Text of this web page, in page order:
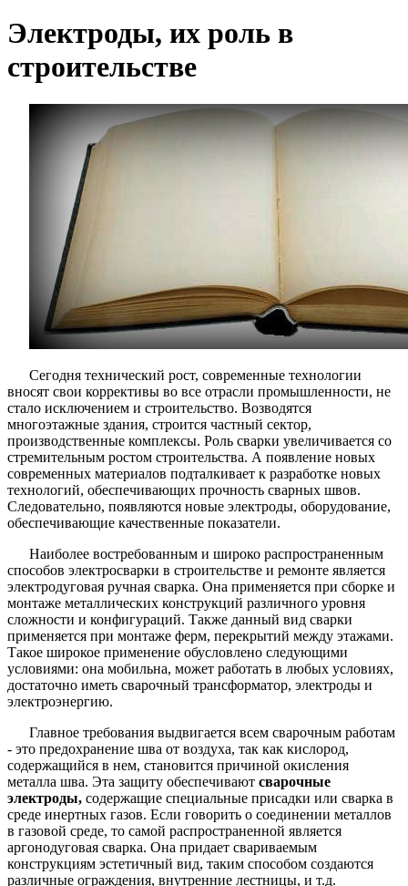
Электроды, их роль в
строительстве
Сегодня технический рост, современные технологии
вносят свои коррективы во все отрасли промышленности, не
стало исключением и строительство. Возводятся
многоэтажные здания, строится частный сектор,
производственные комплексы. Роль сварки увеличивается со
стремительным ростом строительства. А появление новых
современных материалов подталкивает к разработке новых
технологий, обеспечивающих прочность сварных швов.
Следовательно, появляются новые электроды, оборудование,
обеспечивающие качественные показатели.
Наиболее востребованным и широко распространенным
способов электросварки в строительстве и ремонте является
электродуговая ручная сварка. Она применяется при сборке и
монтаже металлических конструкций различного уровня
сложности и конфигураций. Также данный вид сварки
применяется при монтаже ферм, перекрытий между этажами.
Такое широкое применение обусловлено следующими
условиями: она мобильна, может работать в любых условиях,
достаточно иметь сварочный трансформатор, электроды и
электроэнергию.
Главное требования выдвигается всем сварочным работам
- это предохранение шва от воздуха, так как кислород,
содержащийся в нем, становится причиной окисления
металла шва. Эта защиту обеспечивают сварочные
электроды, содержащие специальные присадки или сварка в
среде инертных газов. Если говорить о соединении металлов
в газовой среде, то самой распространенной является
аргонодуговая сварка. Она придает свариваемым
конструкциям эстетичный вид, таким способом создаются
различные ограждения, внутренние лестницы, и т.д.